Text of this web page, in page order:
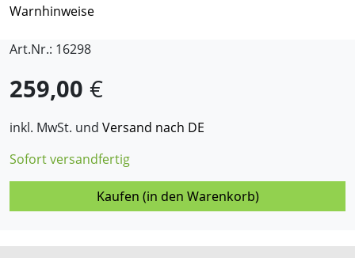
Warnhinweise
Art.Nr.: 16298
259,00 €
inkl. MwSt. und Versand nach DE
Sofort versandfertig
Kaufen (in den Warenkorb)